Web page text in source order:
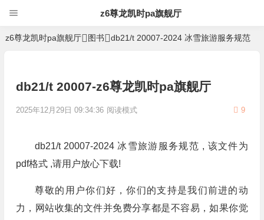
z6尊龙凯时pa旗舰厅
z6尊龙凯时pa旗舰厅 图书 db21/t 20007-2024 冰雪旅游服务规范
db21/t 20007-z6尊龙凯时pa旗舰厅
2025年12月29日 09:34:36 9
阅读模式
db21/t 20007-2024 冰雪旅游服务规范 , 该文件为
pdf格式 ,请用户放心下载!
尊敬的用户你们好，你们的支持是我们前进的动
力，网站收集的文件并免费分享都是不容易，如果你觉